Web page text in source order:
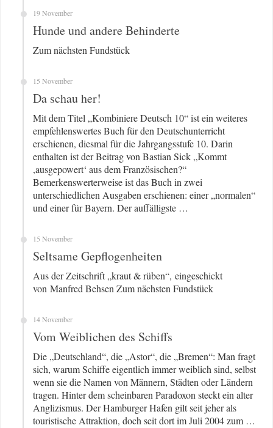
19 November
Hunde und andere Behinderte
Zum nächsten Fundstück
15 November
Da schau her!
Mit dem Titel „Kombiniere Deutsch 10“ ist ein weiteres
empfehlenswertes Buch für den Deutschunterricht
erschienen, diesmal für die Jahrgangsstufe 10. Darin
enthalten ist der Beitrag von Bastian Sick „Kommt
,ausgepowert‘ aus dem Französischen?“
Bemerkenswerterweise ist das Buch in zwei
unterschiedlichen Ausgaben erschienen: einer „normalen“
und einer für Bayern. Der auffälligste …
15 November
Seltsame Gepflogenheiten
Aus der Zeitschrift „kraut & rüben“, eingeschickt
von Manfred Behsen Zum nächsten Fundstück
14 November
Vom Weiblichen des Schiffs
Die „Deutschland“, die „Astor“, die „Bremen“: Man fragt
sich, warum Schiffe eigentlich immer weiblich sind, selbst
wenn sie die Namen von Männern, Städten oder Ländern
tragen. Hinter dem scheinbaren Paradoxon steckt ein alter
Anglizismus. Der Hamburger Hafen gilt seit jeher als
touristische Attraktion, doch seit dort im Juli 2004 zum …